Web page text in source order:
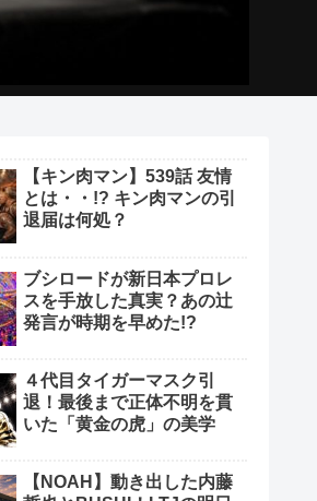
【キン肉マン】539話 友情
とは・・!? キン肉マンの引
退届は何処？
ブシロードが新日本プロレ
スを手放した真実？あの辻
発言が時期を早めた!?
４代目タイガーマスク引
退！最後まで正体不明を貫
いた「黄金の虎」の美学
【NOAH】動き出した内藤